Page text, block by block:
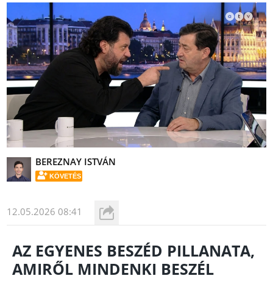
BEREZNAY ISTVÁN
KÖVETÉS
12.05.2026 08:41
AZ EGYENES BESZÉD PILLANATA,
AMIRŐL MINDENKI BESZÉL